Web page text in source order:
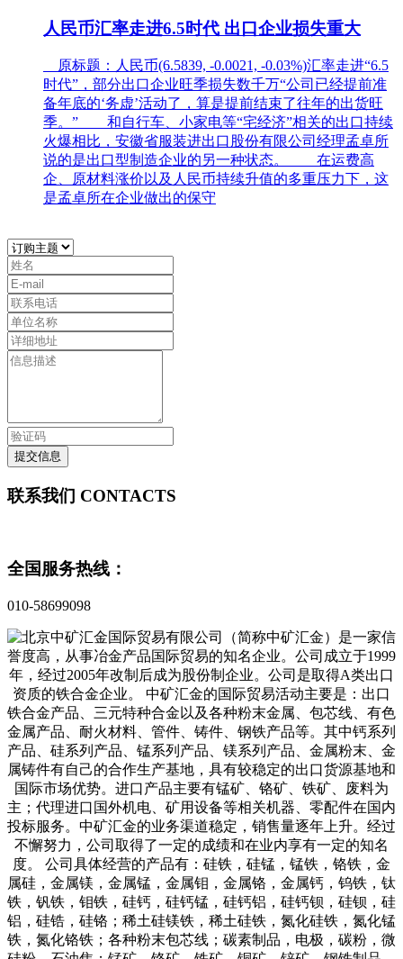
人民币汇率走进6.5时代 出口企业损失重大
原标题：人民币(6.5839, -0.0021, -0.03%)汇率走进“6.5
时代”，部分出口企业旺季损失数千万“公司已经提前准
备年底的‘务虚’活动了，算是提前结束了往年的出货旺
季。” 和自行车、小家电等“宅经济”相关的出口持续
火爆相比，安徽省服装进出口股份有限公司经理孟卓所
说的是出口型制造企业的另一种状态。 在运费高
企、原材料涨价以及人民币持续升值的多重压力下，这
是孟卓所在企业做出的保守
提交信息
联系我们 CONTACTS
全国服务热线：
010-58699098